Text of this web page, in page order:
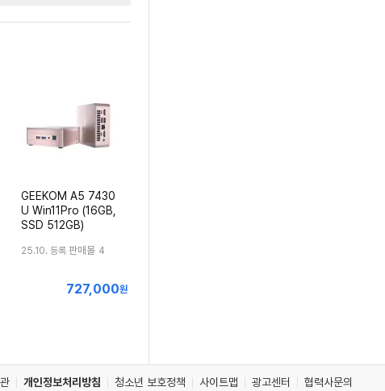
GEEKOM A5 7430
U Win11Pro (16GB,
SSD 512GB)
25.10. 등록 판매몰 4
최
727,000원
개인정보처리방침 청소년 보호정책 사이트맵 광고센터 협력사문의